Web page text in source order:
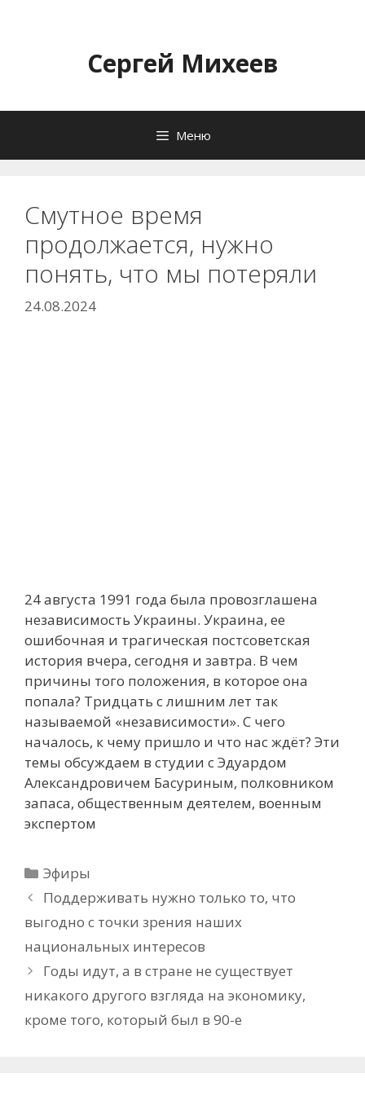
содержимомуСергей Михеев
Меню
Смутное время
продолжается, нужно
понять, что мы потеряли
24.08.2024
24 августа 1991 года была провозглашена
независимость Украины. Украина, ее
ошибочная и трагическая постсоветская
история вчера, сегодня и завтра. В чем
причины того положения, в которое она
попала? Тридцать с лишним лет так
называемой «независимости». С чего
началось, к чему пришло и что нас ждёт? Эти
темы обсуждаем в студии с Эдуардом
Александровичем Басуриным, полковником
запаса, общественным деятелем, военным
экспертом
Рубрики
Эфиры
Поддерживать нужно только то, что
выгодно с точки зрения наших
национальных интересов
Годы идут, а в стране не существует
никакого другого взгляда на экономику,
кроме того, который был в 90-е